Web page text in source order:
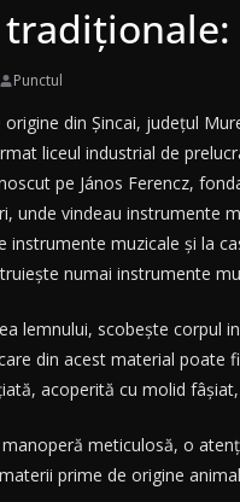
Punctul
origine din Şincai, judeţul
liceul industrial de
pe János Ferencz,
unde vindeau instrumente
instrumente muzicale şi la
numai instrumente
lemnului, scobeşte corpul
din acest material poate
acoperită cu molid
meticulosă, o
prime de origine